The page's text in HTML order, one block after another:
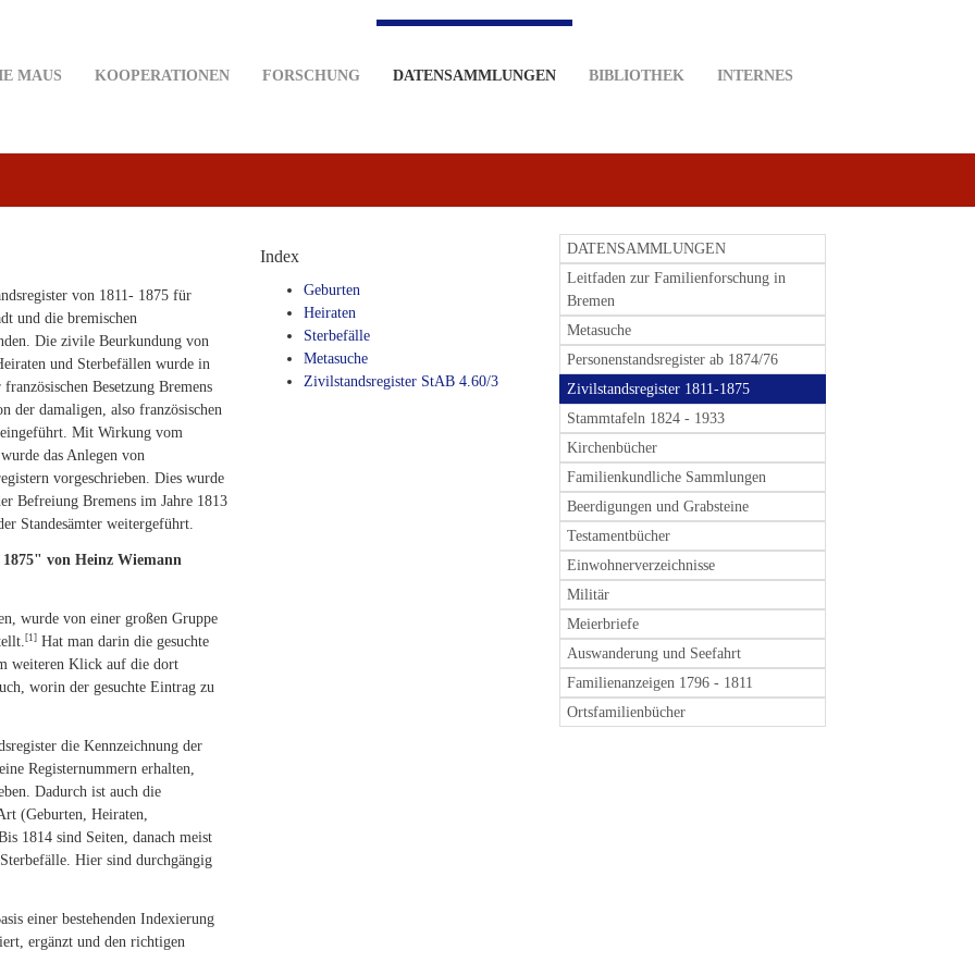
MAUS KOOPERATIONEN FORSCHUNG DATENSAMMLUNGEN BIBLIOTHEK INTERNES
von 1811- 1875 für
und die bremischen
Die zivile Beurkundung von
und Sterbefällen wurde in
Besetzung Bremens
der damaligen, also französischen
Mit Wirkung vom
das Anlegen von
vorgeschrieben. Dies wurde
Befreiung Bremens im Jahre 1813
Standesämter weitergeführt.
von Heinz Wiemann
wurde von einer großen Gruppe
[1] Hat man darin die gesuchte
weiteren Klick auf die dort
worin der gesuchte Eintrag zu
die Kennzeichnung der
Registernummern erhalten,
Dadurch ist auch die
(Geburten, Heiraten,
1814 sind Seiten, danach meist
Hier sind durchgängig
einer bestehenden Indexierung
ergänzt und den richtigen
Index
Geburten
Heiraten
Sterbefälle
Metasuche
Zivilstandsregister StAB 4.60/3
DATENSAMMLUNGEN
Leitfaden zur Familienforschung in
Bremen
Metasuche
Personenstandsregister ab 1874/76
Zivilstandsregister 1811-1875
Stammtafeln 1824 - 1933
Kirchenbücher
Familienkundliche Sammlungen
Beerdigungen und Grabsteine
Testamentbücher
Einwohnerverzeichnisse
Militär
Meierbriefe
Auswanderung und Seefahrt
Familienanzeigen 1796 - 1811
Ortsfamilienbücher